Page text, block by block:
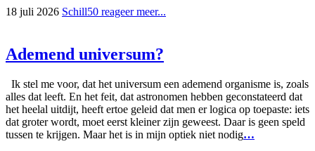
18 juli 2026 Schill50 reageermeer...
Ademend universum?
Ik stel me voor, dat het universum een ademend organisme is, zoals
alles dat leeft. En het feit, dat astronomen hebben geconstateerd dat
het heelal uitdijt, heeft ertoe geleid dat men er logica op toepaste: iets
dat groter wordt, moet eerst kleiner zijn geweest. Daar is geen speld
tussen te krijgen. Maar het is in mijn optiek niet nodig…